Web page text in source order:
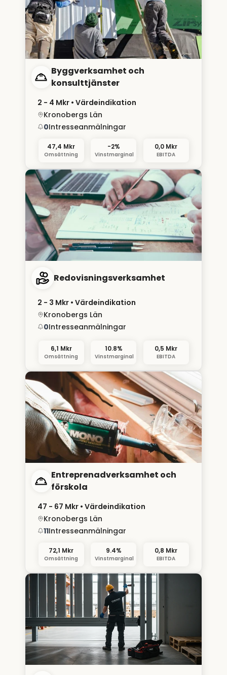
Byggverksamhet och
konsulttjänster
2 - 4 Mkr • Värdeindikation
Kronobergs Län
0Intresseanmälningar
47,4 Mkr
Omsättning
-2%
Vinstmarginal
0,0 Mkr
EBITDA
Redovisningsverksamhet
2 - 3 Mkr • Värdeindikation
Kronobergs Län
0Intresseanmälningar
6,1 Mkr
Omsättning
10.8%
Vinstmarginal
0,5 Mkr
EBITDA
Entreprenadverksamhet och
förskola
47 - 67 Mkr • Värdeindikation
Kronobergs Län
11Intresseanmälningar
72,1 Mkr
Omsättning
9.4%
Vinstmarginal
0,8 Mkr
EBITDA